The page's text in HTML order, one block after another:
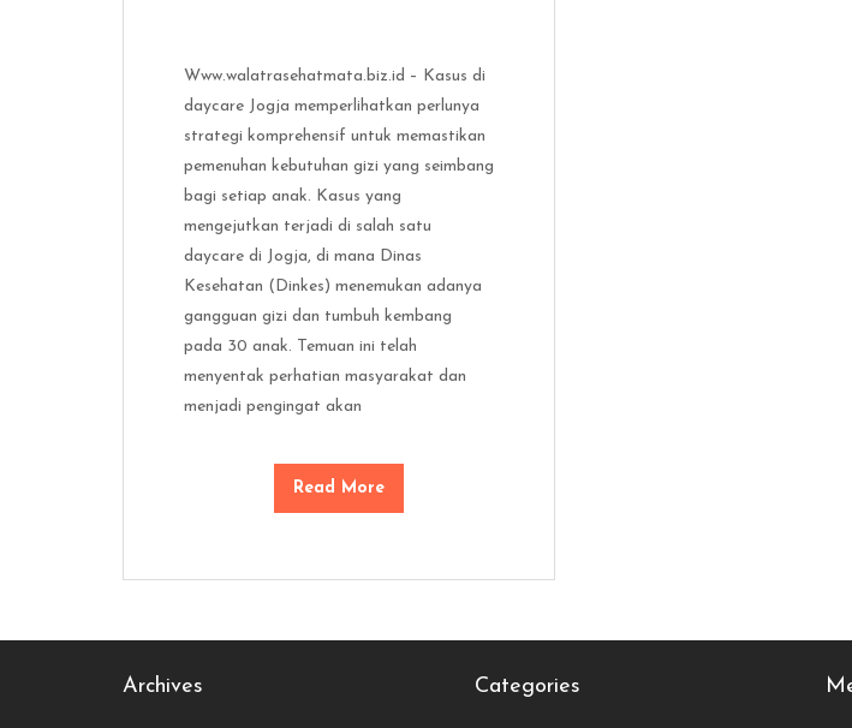
Www.walatrasehatmata.biz.id – Kasus di
daycare Jogja memperlihatkan perlunya
strategi komprehensif untuk memastikan
pemenuhan kebutuhan gizi yang seimbang
bagi setiap anak. Kasus yang
mengejutkan terjadi di salah satu
daycare di Jogja, di mana Dinas
Kesehatan (Dinkes) menemukan adanya
gangguan gizi dan tumbuh kembang
pada 30 anak. Temuan ini telah
menyentak perhatian masyarakat dan
menjadi pengingat akan
Read More
Archives Categories